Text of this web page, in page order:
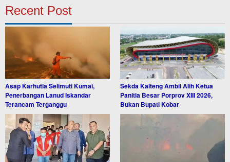
Recent Post
Asap Karhutla Selimuti Kumai,
Penerbangan Lanud Iskandar
Terancam Terganggu
Sekda Kalteng Ambil Alih Ketua
Panitia Besar Porprov XIII 2026,
Bukan Bupati Kobar